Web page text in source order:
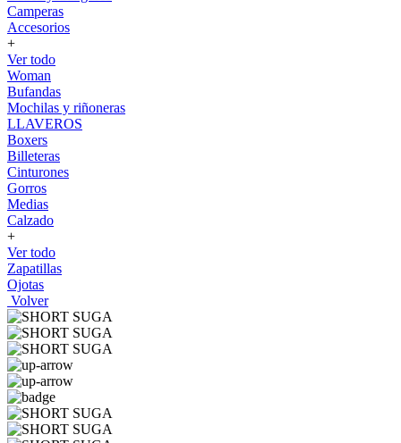
Camperas
Accesorios
+
Ver todo
Woman
Bufandas
Mochilas y riñoneras
LLAVEROS
Boxers
Billeteras
Cinturones
Gorros
Medias
Calzado
+
Ver todo
Zapatillas
Ojotas
Volver